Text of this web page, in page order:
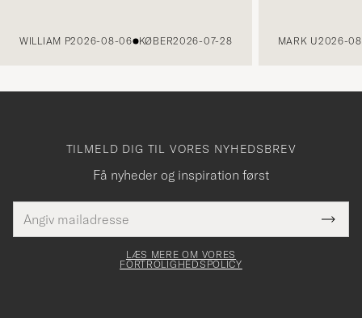
WILLIAM P2026-08-06 KØBER2026-07-28 MARK U2026-
TILMELD DIG TIL VORES NYHEDSBREV
Få nyheder og inspiration først
mailadresse
skal
Tack
för
LÆS MERE OM VORES
FORTROLIGHEDSPOLICY